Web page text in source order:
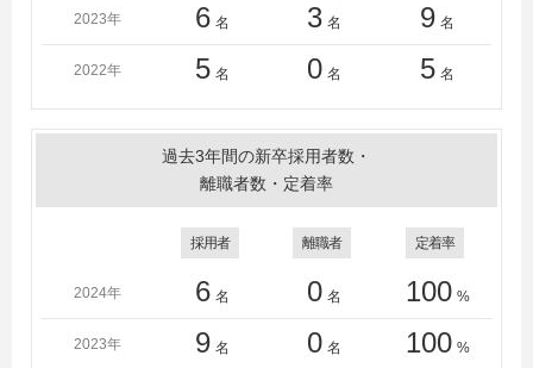
2023年 6 名 3 名 9 名
2022年 5 名 0 名 5 名
過去3年間の新卒採用者数・
離職者数・定着率
採用者 離職者 定着率
2024年 6 名 0 名 100 %
2023年 9 名 0 名 100 %